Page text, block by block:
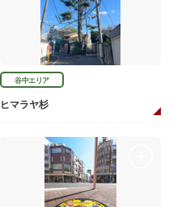
谷中エリア
ヒマラヤ杉